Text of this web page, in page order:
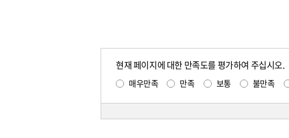
현재 페이지에 대한 만족도를 평가하여 주십시오.
매우만족 만족 보통 불만족